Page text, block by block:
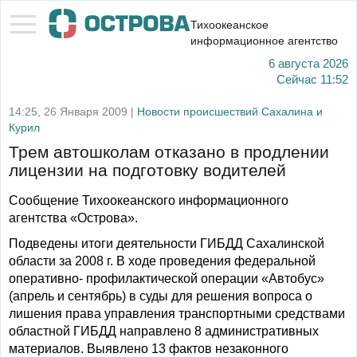
Тихоокеанское
информационное агентство
6 августа 2026
Сейчас 11:52
14:25, 26 Января 2009 | Новости происшествий Сахалина и
Курил
Трем автошколам отказано в продлении
лицензии на подготовку водителей
Сообщение Тихоокеанского информационного
агентства «Острова».
Подведены итоги деятельности ГИБДД Сахалинской
области за 2008 г. В ходе проведения федеральной
оперативно- профилактической операции «Автобус»
(апрель и сентябрь) в суды для решения вопроса о
лишения права управления транспортными средствами
областной ГИБДД направлено 8 административных
материалов. Выявлено 13 фактов незаконного